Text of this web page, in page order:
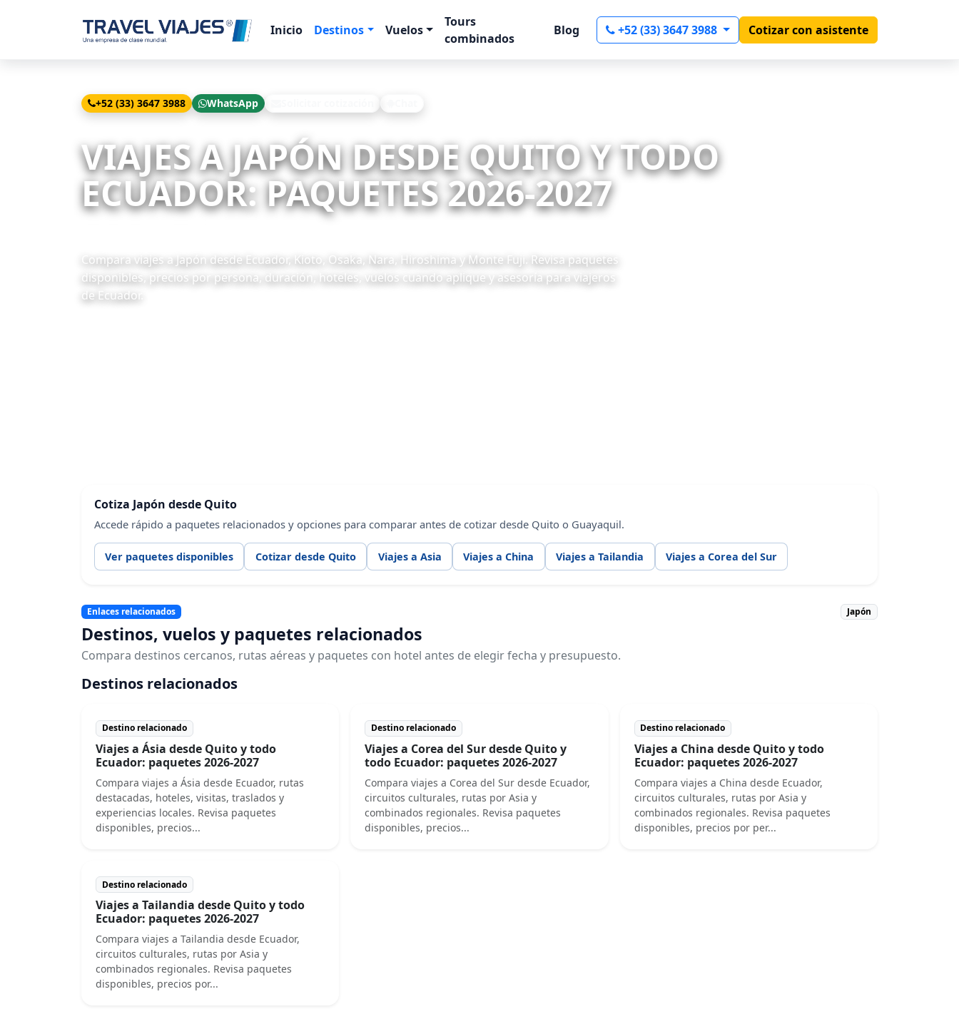
Inicio Destinos Vuelos
Tours
combinados
Blog +52 (33) 3647 3988 Cotizar con asistente
+52 (33) 3647 3988 WhatsApp
VIAJES A JAPÓN DESDE QUITO Y TODO
ECUADOR: PAQUETES 2026-2027
Compara viajes a Japón desde Ecuador, Kioto, Osaka, Nara, Hiroshima y Monte Fuji. Revisa paquetes
disponibles, precios por persona, duración, hoteles, vuelos cuando aplique y asesoría para viajeros
de Ecuador.
Cotiza Japón desde Quito
Accede rápido a paquetes relacionados y opciones para comparar antes de cotizar desde Quito o Guayaquil.
Ver paquetes disponibles Cotizar desde Quito Viajes a Asia Viajes a China Viajes a Tailandia Viajes a Corea del Sur
Enlaces relacionados
Destinos, vuelos y paquetes relacionados
Compara destinos cercanos, rutas aéreas y paquetes con hotel antes de elegir fecha y presupuesto.
Japón
Destinos relacionados
Destino relacionado
Viajes a Ásia desde Quito y todo
Ecuador: paquetes 2026-2027
Compara viajes a Ásia desde Ecuador, rutas
destacadas, hoteles, visitas, traslados y
experiencias locales. Revisa paquetes
disponibles, precios...
Destino relacionado
Viajes a Corea del Sur desde Quito y
todo Ecuador: paquetes 2026-2027
Compara viajes a Corea del Sur desde Ecuador,
circuitos culturales, rutas por Asia y
combinados regionales. Revisa paquetes
disponibles, precios...
Destino relacionado
Viajes a China desde Quito y todo
Ecuador: paquetes 2026-2027
Compara viajes a China desde Ecuador,
circuitos culturales, rutas por Asia y
combinados regionales. Revisa paquetes
disponibles, precios por per...
Destino relacionado
Viajes a Tailandia desde Quito y todo
Ecuador: paquetes 2026-2027
Compara viajes a Tailandia desde Ecuador,
circuitos culturales, rutas por Asia y
combinados regionales. Revisa paquetes
disponibles, precios por...